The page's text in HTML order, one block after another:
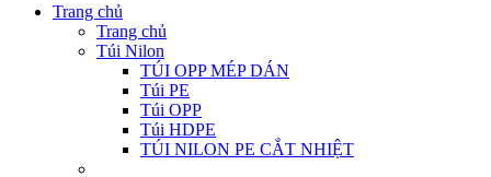
Trang chủ
Trang chủ
Túi Nilon
TÚI OPP MÉP DÁN
Túi PE
Túi OPP
Túi HDPE
TÚI NILON PE CẮT NHIỆT